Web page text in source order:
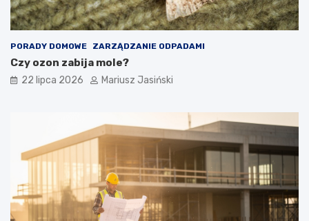
PORADY DOMOWE ZARZĄDZANIE ODPADAMI
Czy ozon zabija mole?
22 lipca 2026 Mariusz Jasiński